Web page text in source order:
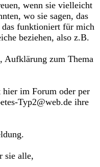
wenn sie vielleicht
wo sie sagen, das
funktioniert für mich
beziehen, also z.B.
Aufklärung zum Thema
hier im Forum oder per
Typ2@web.de ihre
sie alle,